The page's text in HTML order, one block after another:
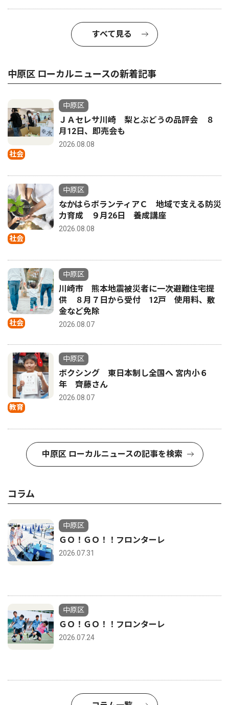
すべて見る
中原区 ローカルニュースの新着記事
社会
中原区
ＪＡセレサ川崎 梨とぶどうの品評会 ８
月12日、即売会も
2026.08.08
社会
中原区
なかはらボランティアＣ 地域で支える防災
力育成 ９月26日 養成講座
2026.08.08
社会
中原区
川崎市 熊本地震被災者に一次避難住宅提
供 ８月７日から受付 12戸 使用料、敷
金など免除
2026.08.07
教育
中原区
ボクシング 東日本制し全国へ 宮内小６
年 齊藤さん
2026.08.07
中原区 ローカルニュースの記事を検索
コラム
中原区
ＧＯ！ＧＯ！！フロンターレ
2026.07.31
中原区
ＧＯ！ＧＯ！！フロンターレ
2026.07.24